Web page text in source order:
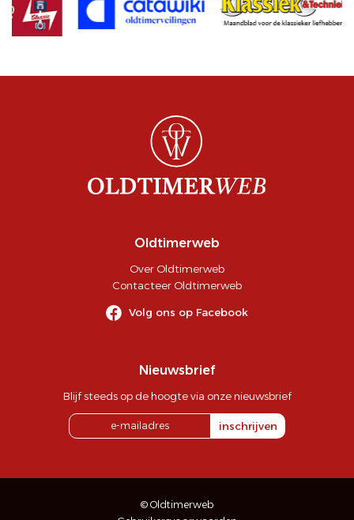
Oldtimerweb
Over Oldtimerweb
Contacteer Oldtimerweb
Volg ons op Facebook
Nieuwsbrief
Blijf steeds op de hoogte via onze nieuwsbrief
inschrijven
© Oldtimerweb